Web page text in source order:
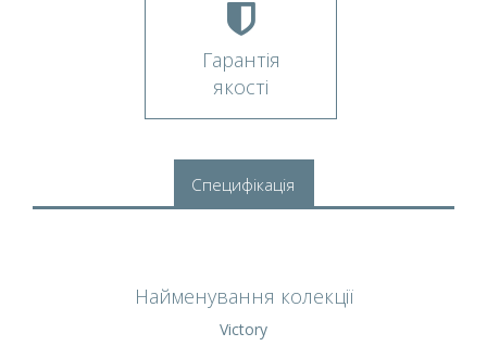
Гарантія
якості
Специфікація
Найменування колекції
Victory